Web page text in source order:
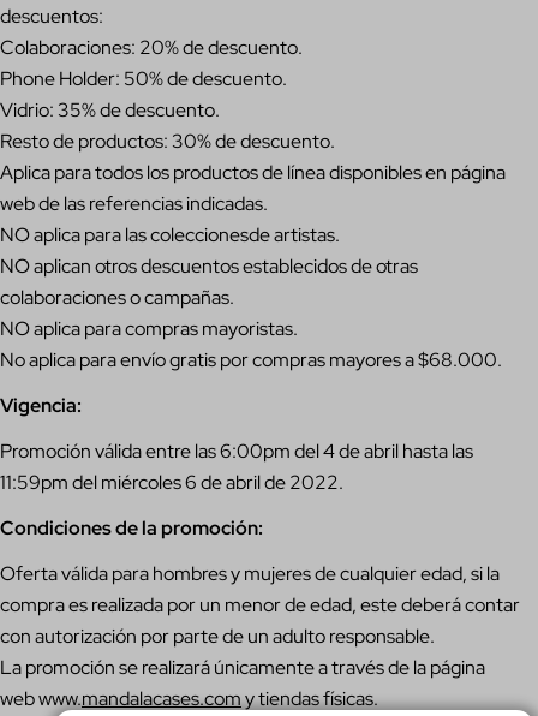
descuentos:
Colaboraciones: 20% de descuento.
Phone Holder: 50% de descuento.
Vidrio: 35% de descuento.
Resto de productos: 30% de descuento.
Aplica para todos los productos de línea disponibles en página
web de las referencias indicadas.
NO aplica para las coleccionesde artistas.
NO aplican otros descuentos establecidos de otras
colaboraciones o campañas.
NO aplica para compras mayoristas.
No aplica para envío gratis por compras mayores a $68.000.
Vigencia:
Promoción válida entre las 6:00pm del 4 de abril hasta las
11:59pm del miércoles 6 de abril de 2022.
Condiciones de la promoción:
Oferta válida para hombres y mujeres de cualquier edad, si la
compra es realizada por un menor de edad, este deberá contar
con autorización por parte de un adulto responsable.
La promoción se realizará únicamente a través de la página
webwww.mandalacases.comy tiendas físicas.